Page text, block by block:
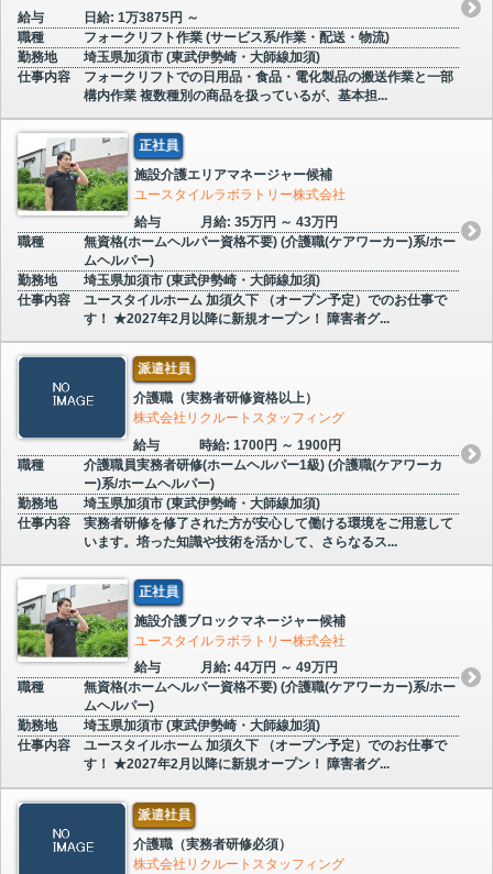
給与
日給: 1万3875円 ～
職種
フォークリフト作業 (サービス系/作業・配送・物流)
勤務地
埼玉県加須市 (東武伊勢崎・大師線加須)
仕事内容
フォークリフトでの日用品・食品・電化製品の搬送作業と一部
構内作業 複数種別の商品を扱っているが、基本担...
正社員
施設介護エリアマネージャー候補
ユースタイルラボラトリー株式会社
給与
月給: 35万円 ～ 43万円
職種
無資格(ホームヘルパー資格不要) (介護職(ケアワーカー)系/ホー
ムヘルパー)
勤務地
埼玉県加須市 (東武伊勢崎・大師線加須)
仕事内容
ユースタイルホーム 加須久下 （オープン予定）でのお仕事で
す！ ★2027年2月以降に新規オープン！ 障害者グ...
派遣社員
介護職（実務者研修資格以上）
株式会社リクルートスタッフィング
給与
時給: 1700円 ～ 1900円
職種
介護職員実務者研修(ホームヘルパー1級) (介護職(ケアワーカ
ー)系/ホームヘルパー)
勤務地
埼玉県加須市 (東武伊勢崎・大師線加須)
仕事内容
実務者研修を修了された方が安心して働ける環境をご用意して
います。培った知識や技術を活かして、さらなるス...
正社員
施設介護ブロックマネージャー候補
ユースタイルラボラトリー株式会社
給与
月給: 44万円 ～ 49万円
職種
無資格(ホームヘルパー資格不要) (介護職(ケアワーカー)系/ホー
ムヘルパー)
勤務地
埼玉県加須市 (東武伊勢崎・大師線加須)
仕事内容
ユースタイルホーム 加須久下 （オープン予定）でのお仕事で
す！ ★2027年2月以降に新規オープン！ 障害者グ...
派遣社員
介護職（実務者研修必須）
株式会社リクルートスタッフィング